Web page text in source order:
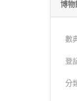
博物
數
登
分